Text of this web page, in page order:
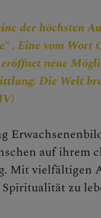
der höchsten
. Eine vom
neue
Die Welt
auf ihrem
Mit vielfältigen
zu